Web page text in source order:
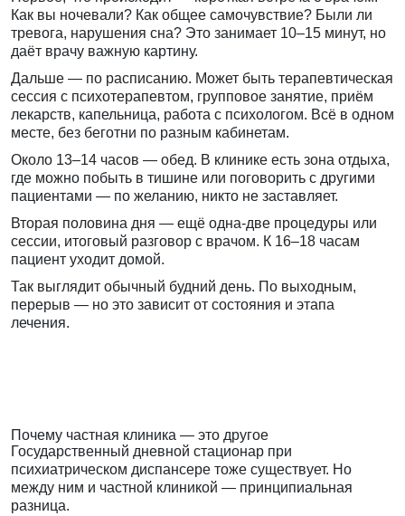
Как вы ночевали? Как общее самочувствие? Были ли
тревога, нарушения сна? Это занимает 10–15 минут, но
даёт врачу важную картину.
Дальше — по расписанию. Может быть терапевтическая
сессия с психотерапевтом, групповое занятие, приём
лекарств, капельница, работа с психологом. Всё в одном
месте, без беготни по разным кабинетам.
Около 13–14 часов — обед. В клинике есть зона отдыха,
где можно побыть в тишине или поговорить с другими
пациентами — по желанию, никто не заставляет.
Вторая половина дня — ещё одна-две процедуры или
сессии, итоговый разговор с врачом. К 16–18 часам
пациент уходит домой.
Так выглядит обычный будний день. По выходным,
перерыв — но это зависит от состояния и этапа
лечения.
Почему частная клиника — это другое
Государственный дневной стационар при
психиатрическом диспансере тоже существует. Но
между ним и частной клиникой — принципиальная
разница.